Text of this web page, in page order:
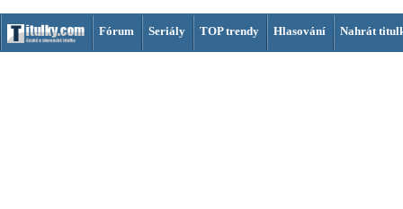
Fórum Seriály TOP trendy Hlasování Nahrát